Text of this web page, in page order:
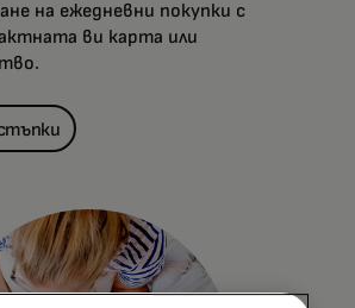
на ежедневни покупки с
ви карта или